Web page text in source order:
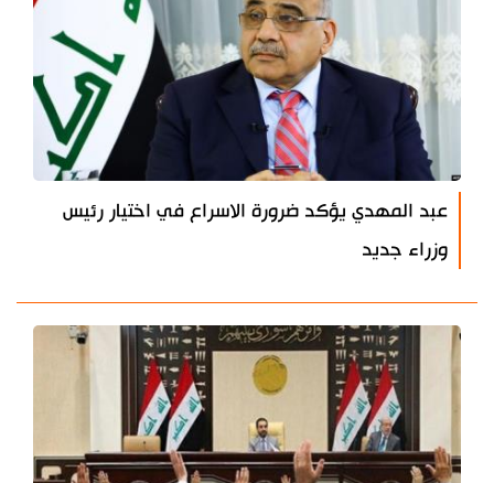
عبد المهدي يؤكد ضرورة الاسراع في اختيار رئيس
وزراء جديد